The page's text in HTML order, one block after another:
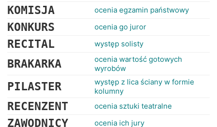
KOMISJA ocenia egzamin państwowy
KONKURS ocenia go juror
RECITAL występ solisty
BRAKARKA
ocenia wartość gotowych
wyrobów
PILASTER
występ z lica ściany w formie
kolumny
RECENZENT ocenia sztuki teatralne
ZAWODNICY ocenia ich jury